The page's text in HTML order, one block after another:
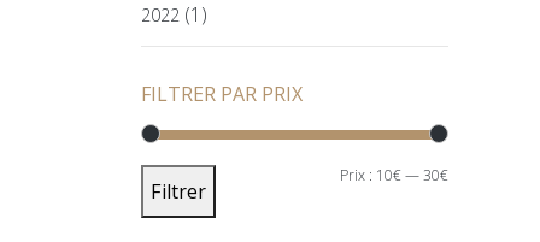
2022 (1)
FILTRER PAR PRIX
PRIX
PRIX
Filtrer
Prix : 10€—30€